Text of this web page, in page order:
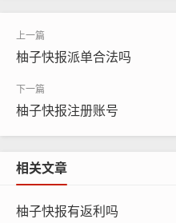
柚子快报派单合法吗
柚子快报注册账号
相关文章
柚子快报有返利吗